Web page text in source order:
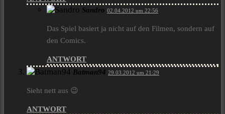
Sandro 02.04.2012 um 22:56
Das Spiel basiert ja nicht auf den Filmen, sondern auf
den Comics.
ANTWORT
Batman94 29.03.2012 um 21:29
Sieht nett aus 😉
ANTWORT